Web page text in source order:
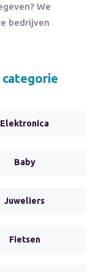
We
bedrijven
Elektronica
Baby
Juweliers
Fietsen